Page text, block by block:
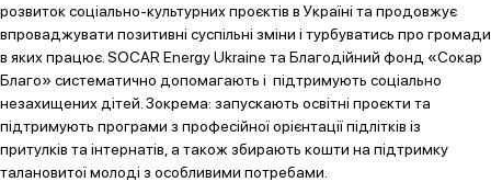
розвиток соціально-культурних проєктів в Україні та продовжує
впроваджувати позитивні суспільні зміни і турбуватись про громади
в яких працює. SOCAR Energy Ukraine та Благодійний фонд «Сокар
Благо» систематично допомагають і підтримують соціально
незахищених дітей. Зокрема: запускають освітні проєкти та
підтримують програми з професійної орієнтації підлітків із
притулків та інтернатів, а також збирають кошти на підтримку
талановитої молоді з особливими потребами.